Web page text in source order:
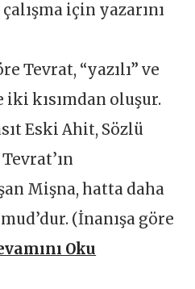
için yazarını
Tevrat, “yazılı” ve
iki kısımdan oluşur.
Eski Ahit, Sözlü
Mişna, hatta daha
(İnanışa göre
Oku